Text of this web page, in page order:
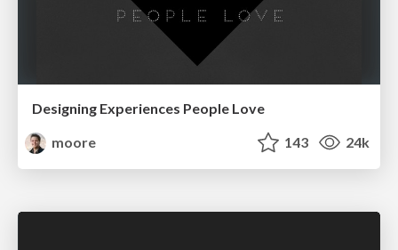
Designing Experiences People Love
moore
143 24k